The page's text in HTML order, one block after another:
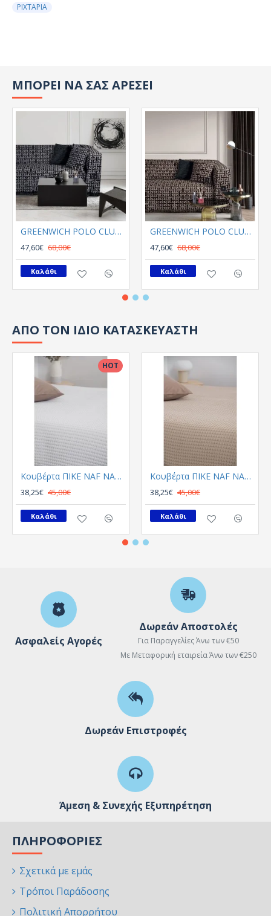
ΡΙΧΤΑΡΙΑ
ΜΠΟΡΕΙ ΝΑ ΣΑΣ ΑΡΕΣΕΙ
GREENWICH POLO CLUB ΡΙΧΤΑΡΙ 180Χ300 3901 ΓΚΡΙ, ΜΑΥΡΟ
47,60€ 68,00€
Καλάθι
GREENWICH POLO CLUB ΡΙΧΤΑΡΙ 180Χ300 3902 ΜΑΥΡΟ, ΜΠΕΖ
47,60€ 68,00€
Καλάθι
ΑΠΟ ΤΟΝ ΙΔΙΟ ΚΑΤΑΣΚΕΥΑΣΤΗ
HOT
Κουβέρτα ΠΙΚΕ NAF NAF Cotton Waffle Pique ΛΕΥΚΟ
38,25€ 45,00€
Καλάθι
Κουβέρτα ΠΙΚΕ NAF NAF Cotton Waffle Pique ΜΠΕΖ
38,25€ 45,00€
Καλάθι
Ασφαλείς Αγορές
Δωρεάν Αποστολές
Για Παραγγελίες Άνω των €50
Με Μεταφορική εταιρεία Άνω των €250
Δωρεάν Επιστροφές
Άμεση & Συνεχής Εξυπηρέτηση
ΠΛΗΡΟΦΟΡΊΕΣ
Σχετικά με εμάς
Τρόποι Παράδοσης
Πολιτική Απορρήτου